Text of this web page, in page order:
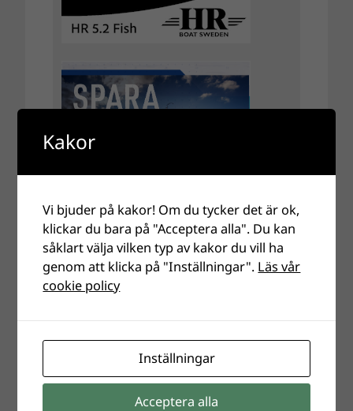
Kakor
Vi bjuder på kakor! Om du tycker det är ok,
klickar du bara på "Acceptera alla". Du kan
såklart välja vilken typ av kakor du vill ha
genom att klicka på "Inställningar". Läs vår
cookie policy
Inställningar
Acceptera alla